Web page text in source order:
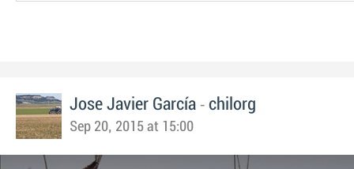
Jose Javier García - chilorg
Sep 20, 2015 at 15:00